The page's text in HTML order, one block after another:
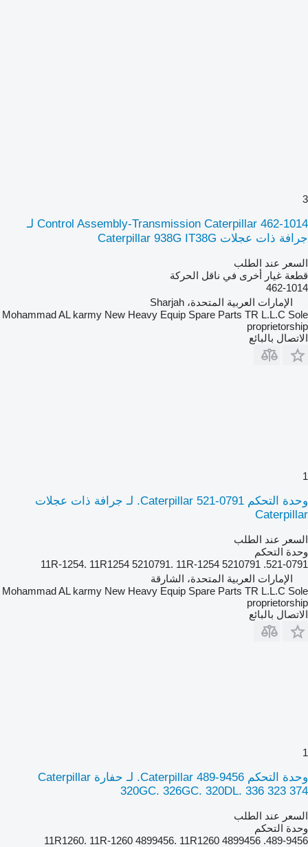
3
Control Assembly-Transmission Caterpillar 462-1014 لـ
جرافة ذات عجلات Caterpillar 938G IT38G
السعر عند الطلب
قطعة غيار أخرى في ناقل الحركة
462-1014
الإمارات العربية المتحدة، Sharjah
Mohammad AL karmy New Heavy Equip Spare Parts TR L.L.C Sole
proprietorship
الاتصال بالبائع
1
وحدة التحكم Caterpillar 521-0791. لـ جرافة ذات عجلات
Caterpillar
السعر عند الطلب
وحدة التحكم
521-0791. 5210791 11R-1254. 11R1254 5210791. 11R-1254
الإمارات العربية المتحدة، الشارقة
Mohammad AL karmy New Heavy Equip Spare Parts TR L.L.C Sole
proprietorship
الاتصال بالبائع
1
وحدة التحكم Caterpillar 489-9456. لـ حفارة Caterpillar
320GC. 326GC. 320DL. 336 323 374
السعر عند الطلب
وحدة التحكم
489-9456. 4899456 11R1260. 11R-1260 4899456. 11R1260